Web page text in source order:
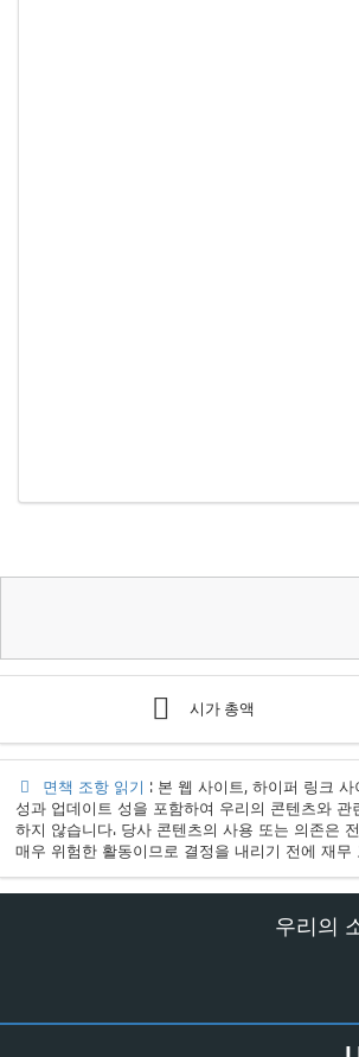
시가 총액
면책 조항 읽기 : 본 웹 사이트, 하이퍼 링크
성과 업데이트 성을 포함하여 우리의 콘텐츠와
하지 않습니다. 당사 콘텐츠의 사용 또는 의존은
매우 위험한 활동이므로 결정을 내리기 전에 재
우리의